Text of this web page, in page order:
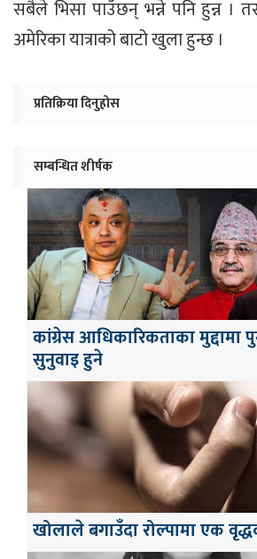
सबैले भिसा पाउँछन् भन्ने पनि हुन्न ।
अमेरिका यात्राको बाटो खुला हुन्छ ।
प्रतिक्रिया दिनुहोस
सम्बन्धित शीर्षक
कांग्रेस आधिकारिकताका मुद्दामा
सुनुवाइ हुने
खोलाले बगाउँदा रोल्पामा एक